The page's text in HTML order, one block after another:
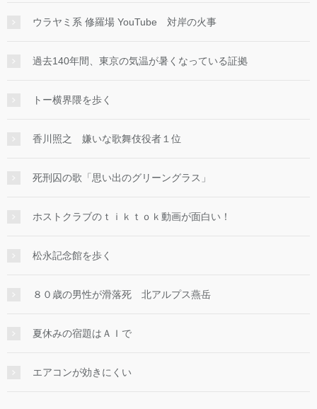
ウラヤミ系 修羅場 YouTube 対岸の火事
過去140年間、東京の気温が暑くなっている証拠
トー横界隈を歩く
香川照之 嫌いな歌舞伎役者１位
死刑囚の歌「思い出のグリーングラス」
ホストクラブのｔｉｋｔｏｋ動画が面白い！
松永記念館を歩く
８０歳の男性が滑落死 北アルプス燕岳
夏休みの宿題はＡＩで
エアコンが効きにくい